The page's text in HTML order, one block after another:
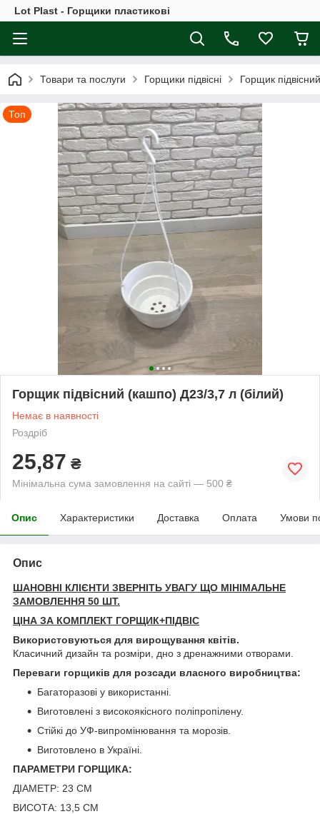
Lot Plast - Горщики пластикові
Товари та послуги Горщики підвісні Горщик
Топ
Горщик підвісний (кашпо) Д23/3,7 л (білий)
Немає в наявності
Роздріб
25,87 ₴
Мінімальна сума замовлення на сайті — 500 ₴
Опис Характеристики Доставка Оплата Умови
Опис
ШАНОВНІ КЛІЄНТИ ЗВЕРНІТЬ УВАГУ ЩО МІНІМАЛЬНЕ
ЗАМОВЛЕННЯ 50 ШТ.
ЦІНА ЗА КОМПЛЕКТ ГОРЩИК+ПІДВІС
Використовуються для вирощування квітів.
Класичний дизайн та розміри, дно з дренажними отворами.
Переваги горщиків для розсади власного виробництва:
Багаторазові у використанні.
Виготовлені з високоякісного поліпропілену.
Стійкі до УФ-випромінювання та морозів.
Виготовлено в Україні.
ПАРАМЕТРИ ГОРЩИКА:
ДІАМЕТР: 23 СМ
ВИСОТА: 13,5 СМ